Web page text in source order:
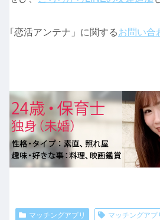
｢恋活アンテナ」に関するお問い合
マッチングアプリ マッチングアプ